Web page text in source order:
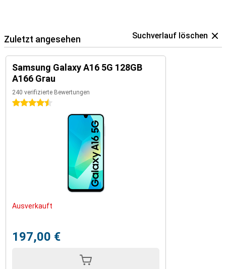
Zuletzt angesehen Suchverlauf löschen
Samsung Galaxy A16 5G 128GB
A166 Grau
240 verifizierte Bewertungen
4.5 Sterne
Ausverkauft
197,00 €